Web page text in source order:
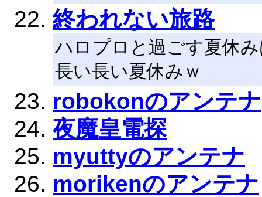
終われない旅路
ハロプロと過ごす夏休
長い長い夏休みｗ
robokonのアンテナ
夜魔皇電探
myuttyのアンテナ
morikenのアンテナ